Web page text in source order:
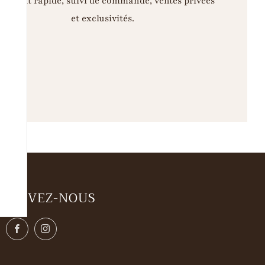
et exclusivités.
SUIVEZ-NOUS
FacebookInstagram